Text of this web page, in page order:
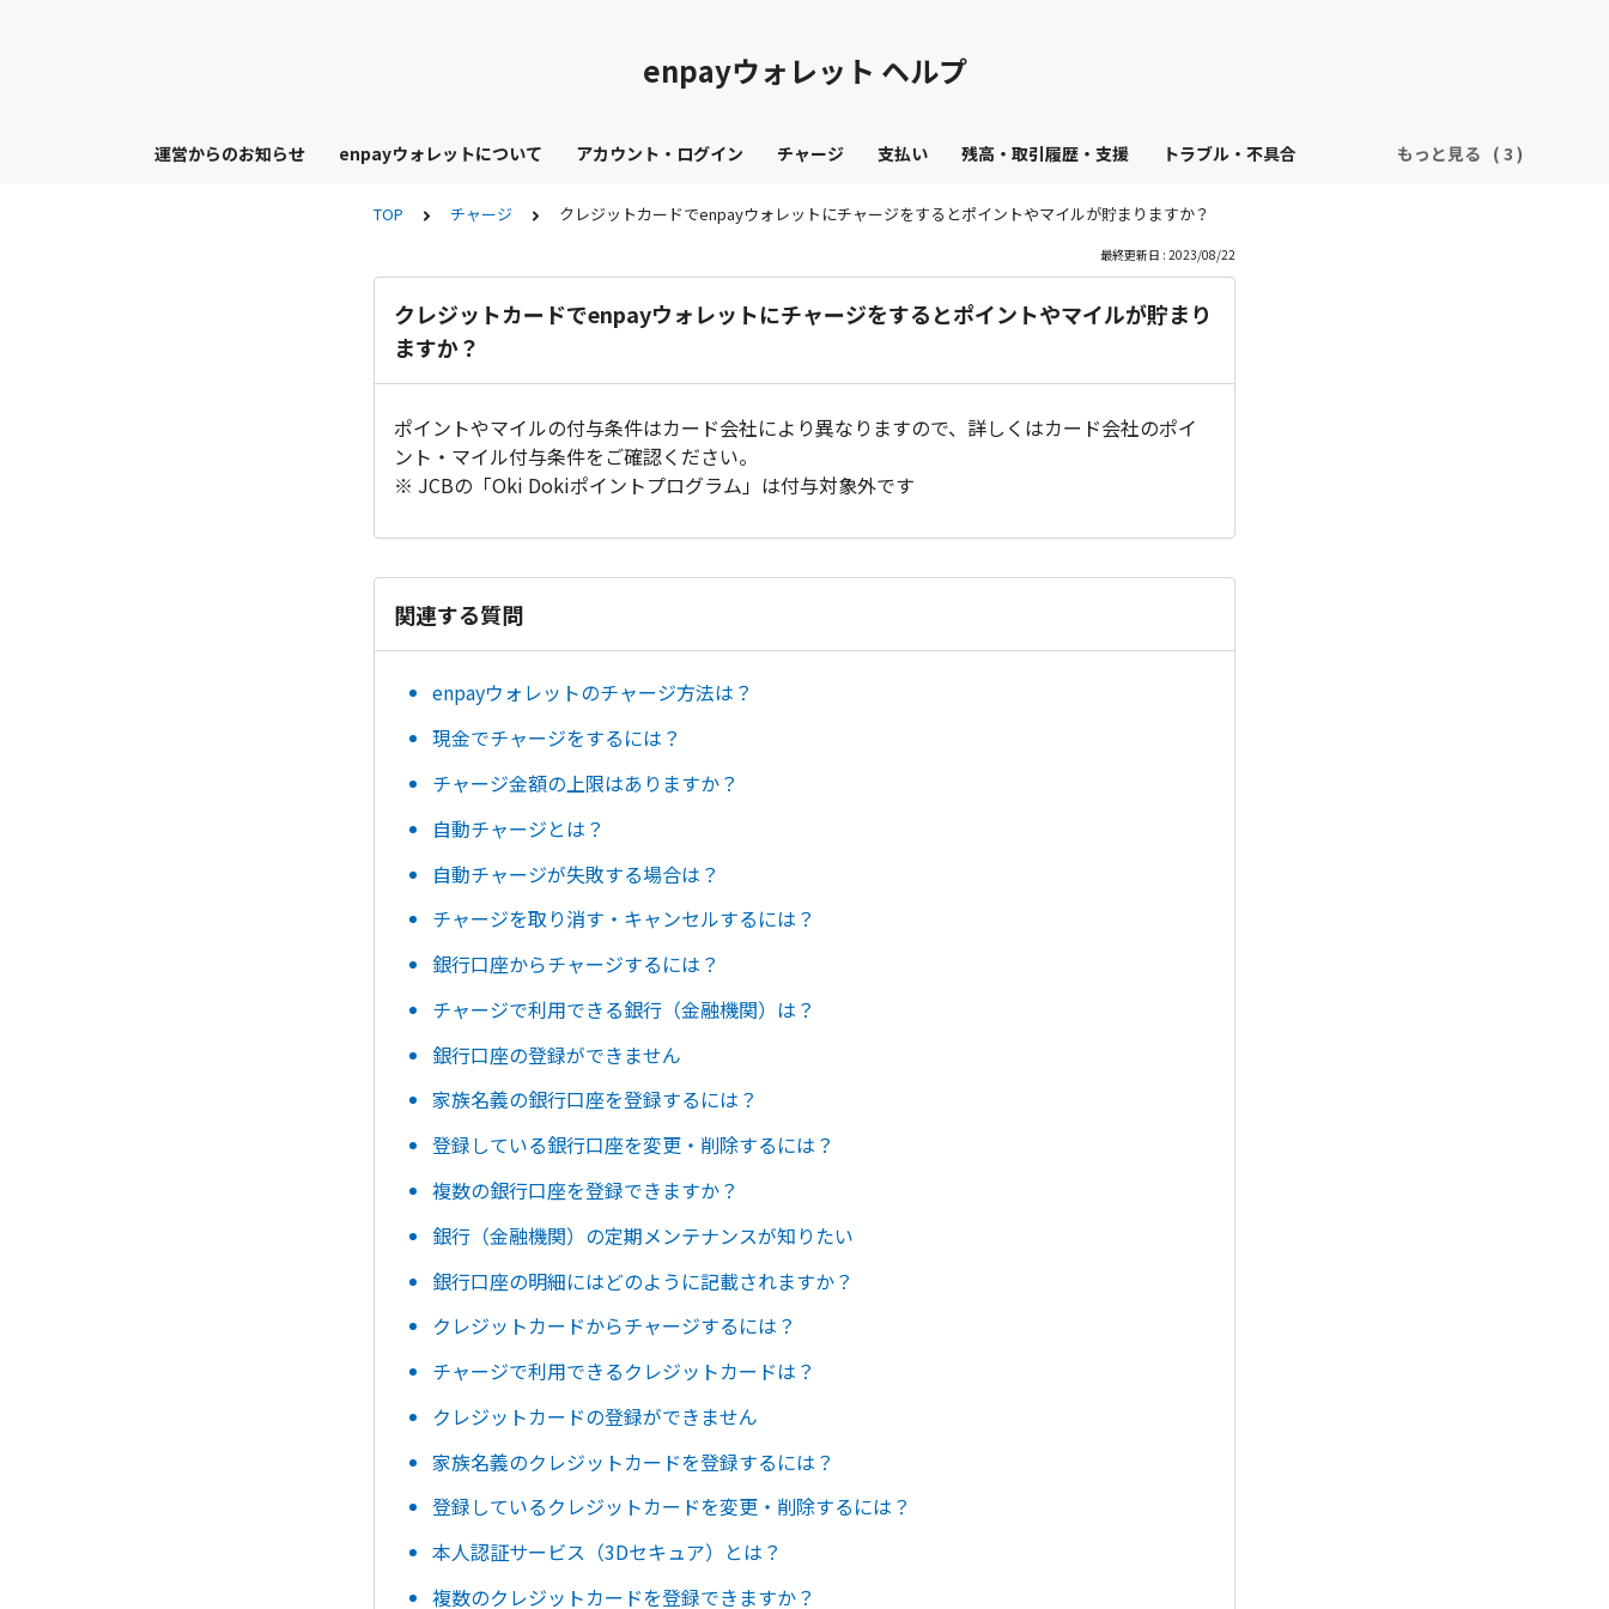
enpayウォレット ヘルプ
運営からのお知らせ enpayウォレットについて アカウント・ログイン チャージ 支払い 残高・取引履歴・支援 トラブル・不具合 もっと見る
TOP チャージ クレジットカードでenpayウォレットにチャージをするとポイントやマイルが貯まりますか？
最終更新日 : 2023/08/22
クレジットカードでenpayウォレットにチャージをするとポイントやマイルが貯まり
ますか？
ポイントやマイルの付与条件はカード会社により異なりますので、詳しくはカード会社のポイ
ント・マイル付与条件をご確認ください。
※ JCBの「Oki Dokiポイントプログラム」は付与対象外です
関連する質問
enpayウォレットのチャージ方法は？
現金でチャージをするには？
チャージ金額の上限はありますか？
自動チャージとは？
自動チャージが失敗する場合は？
チャージを取り消す・キャンセルするには？
銀行口座からチャージするには？
チャージで利用できる銀行（金融機関）は？
銀行口座の登録ができません
家族名義の銀行口座を登録するには？
登録している銀行口座を変更・削除するには？
複数の銀行口座を登録できますか？
銀行（金融機関）の定期メンテナンスが知りたい
銀行口座の明細にはどのように記載されますか？
クレジットカードからチャージするには？
チャージで利用できるクレジットカードは？
クレジットカードの登録ができません
家族名義のクレジットカードを登録するには？
登録しているクレジットカードを変更・削除するには？
本人認証サービス（3Dセキュア）とは？
複数のクレジットカードを登録できますか？